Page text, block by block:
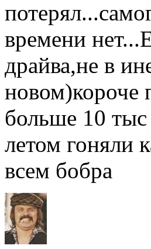
времени
драйва,не в
новом)короче
больше 10
летом гоняли
всем бобра